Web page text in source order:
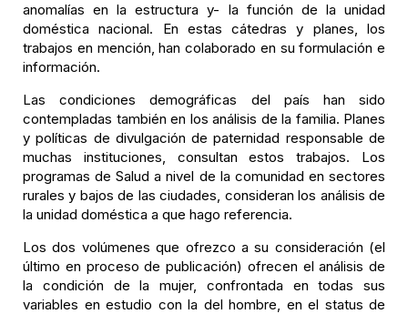
anomalías en la estructura y- la función de la unidad
doméstica nacional. En estas cátedras y planes, los
trabajos en mención, han colaborado en su formulación e
información.
Las condiciones demográficas del país han sido
contempladas también en los análisis de la familia. Planes
y políticas de divulgación de paternidad responsable de
muchas instituciones, consultan estos trabajos. Los
programas de Salud a nivel de la comunidad en sectores
rurales y bajos de las ciudades, consideran los análisis de
la unidad doméstica a que hago referencia.
Los dos volúmenes que ofrezco a su consideración (el
último en proceso de publicación) ofrecen el análisis de
la condición de la mujer, confrontada en todas sus
variables en estudio con la del hombre, en el status de